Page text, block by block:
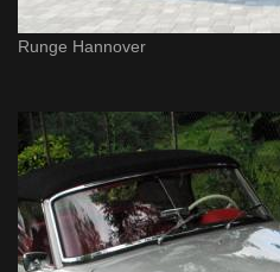
Runge Hannover